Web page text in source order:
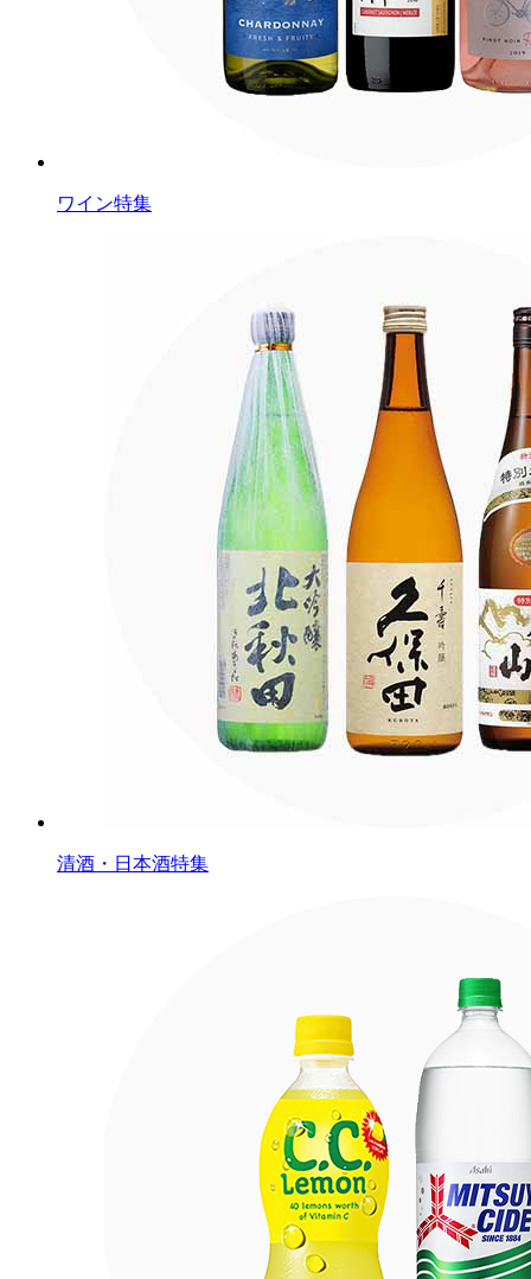
ワイン特集
清酒・日本酒特集